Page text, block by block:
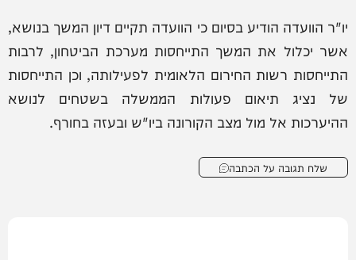
יו"ר הוועדה הודיע בסיום כי הוועדה תקיים דיון המשך בנושא,
אשר יכלול את המשך התייחסות מערכת הביטחון, לרבות
התייחסות רשות החירום הלאומית לפעילותה, וכן התייחסות
של נציג תיאום פעולות הממשלה בשטחים לנושא
ההיערכות אל מול מצב הקורונה ביו"ש ובעזה בחורף.
שלח תגובה על הכתבה